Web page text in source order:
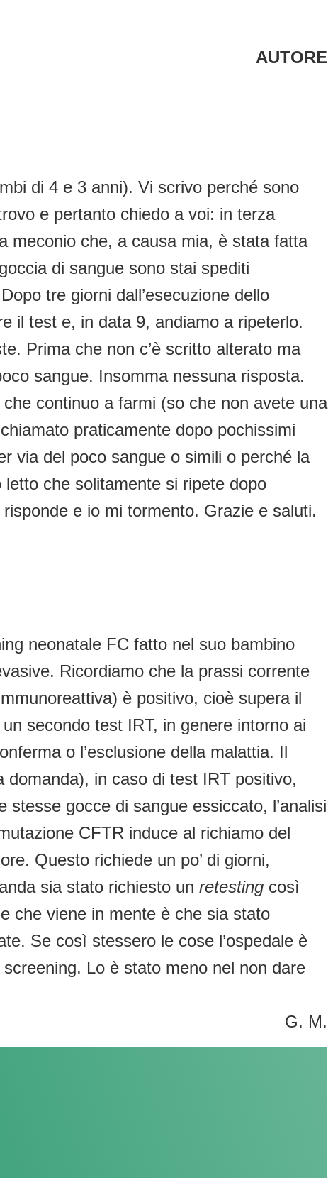
AUTORE
di 4 e 3 anni). Vi scrivo perché sono
e pertanto chiedo a voi: in terza
meconio che, a causa mia, è stata fatta
di sangue sono stai spediti
tre giorni dall’esecuzione dello
il test e, in data 9, andiamo a ripeterlo.
Prima che non c’è scritto alterato ma
sangue. Insomma nessuna risposta.
continuo a farmi (so che non avete una
praticamente dopo pochissimi
via del poco sangue o simili o perché la
che solitamente si ripete dopo
e io mi tormento. Grazie e saluti.
neonatale FC fatto nel suo bambino
Ricordiamo che la prassi corrente
è positivo, cioè supera il
secondo test IRT, in genere intorno ai
o l’esclusione della malattia. Il
domanda), in caso di test IRT positivo,
gocce di sangue essiccato, l’analisi
CFTR induce al richiamo del
Questo richiede un po’ di giorni,
sia stato richiesto un retesting così
che viene in mente è che sia stato
Se così stessero le cose l’ospedale è
Lo è stato meno nel non dare
G. M.